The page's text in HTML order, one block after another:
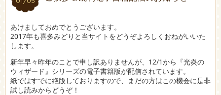
あけましておめでとうございます。
2017年も喜多みどりと当サイトをどうぞよろしくおねがいいた
します。
新年早々昨年のことで申し訳ありませんが、12/1から『光炎の
ウィザード』シリーズの電子書籍版が配信されています。
紙ではすでに絶版しておりますので、まだの方はこの機会に是非
試し読みからどうぞ！